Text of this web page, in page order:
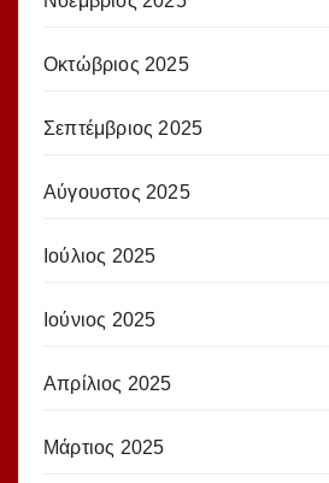
Οκτώβριος 2025
Σεπτέμβριος 2025
Αύγουστος 2025
Ιούλιος 2025
Ιούνιος 2025
Απρίλιος 2025
Μάρτιος 2025